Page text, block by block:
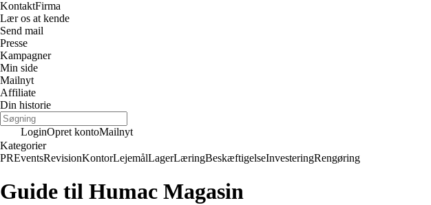
KontaktFirma
Lær os at kende
Send mail
Presse
Kampagner
Min side
Mailnyt
Affiliate
Din historie
LoginOpret kontoMailnyt
Kategorier
PREventsRevisionKontorLejemålLagerLæringBeskæftigelseInvesteringRengøring
Guide til Humac Magasin